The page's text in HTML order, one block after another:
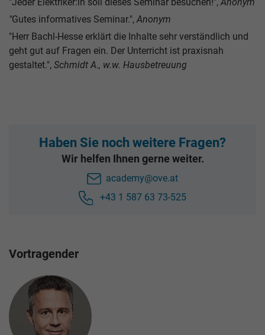
"Gutes informatives Seminar.", Anonym
"Herr Bachl-Hesse erklärt die Inhalte sehr verständlich und
geht gut auf Fragen ein. Der Unterricht ist praxisnah
gestaltet.", Schmidt A., w.w. Hausbetreuung
Haben Sie noch weitere Fragen?
Wir helfen Ihnen gerne weiter.
academy@ove.at
+43 1 587 63 73-525
Vortragender